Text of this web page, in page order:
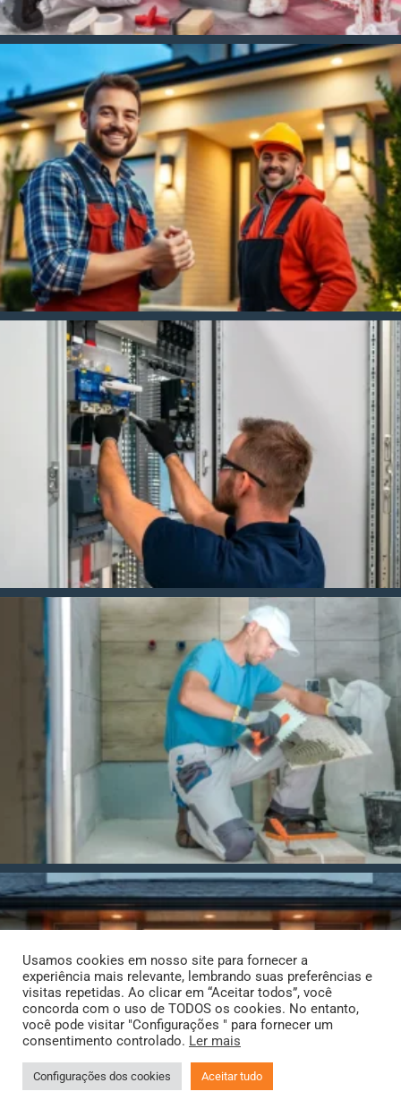
Usamos cookies em nosso site para fornecer a
experiência mais relevante, lembrando suas preferências e
visitas repetidas. Ao clicar em “Aceitar todos”, você
concorda com o uso de TODOS os cookies. No entanto,
você pode visitar "Configurações " para fornecer um
consentimento controlado. Ler mais
Configurações dos cookies Aceitar tudo